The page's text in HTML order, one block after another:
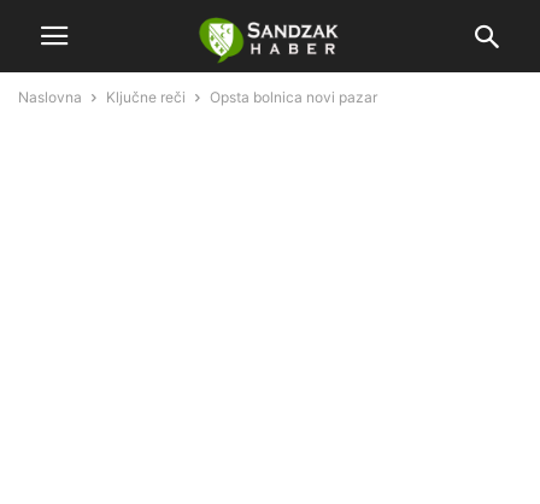
Naslovna Ključne reči Opsta bolnica novi pazar